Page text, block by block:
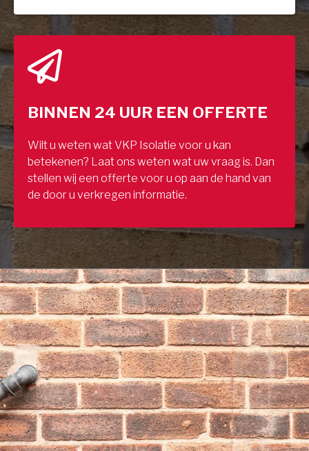
BINNEN 24 UUR EEN OFFERTE
Wilt u weten wat VKP Isolatie voor u kan
betekenen? Laat ons weten wat uw vraag is. Dan
stellen wij een offerte voor u op aan de hand van
de door u verkregen informatie.